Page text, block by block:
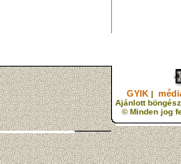
GYIK |
Ajánlott
© Minden jog